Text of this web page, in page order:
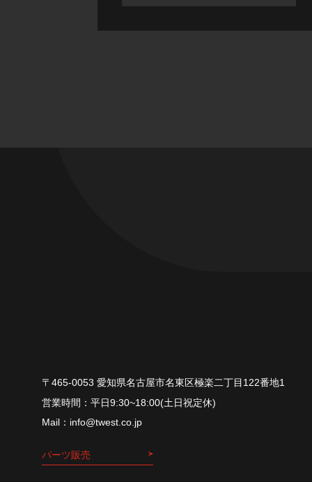
〒465-0053 愛知県名古屋市名東区極楽二丁目122番地1
平⽇9:30~18:00(⼟⽇祝定休)
info@twest.co.jp
パーツ販売